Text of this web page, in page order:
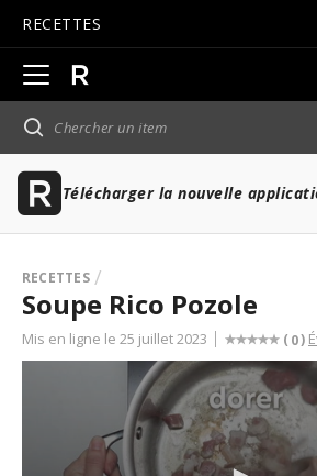
RECETTES
Ouvrir
la
navigation
principale
Télécharger la nouvelle
RECETTES
Soupe Rico Pozole
Mis en ligne le 25 juillet 2023 ( 0)